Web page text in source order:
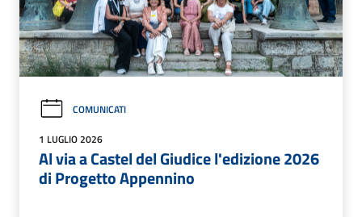
COMUNICATI
1 LUGLIO 2026
Al via a Castel del Giudice l'edizione 2026
di Progetto Appennino